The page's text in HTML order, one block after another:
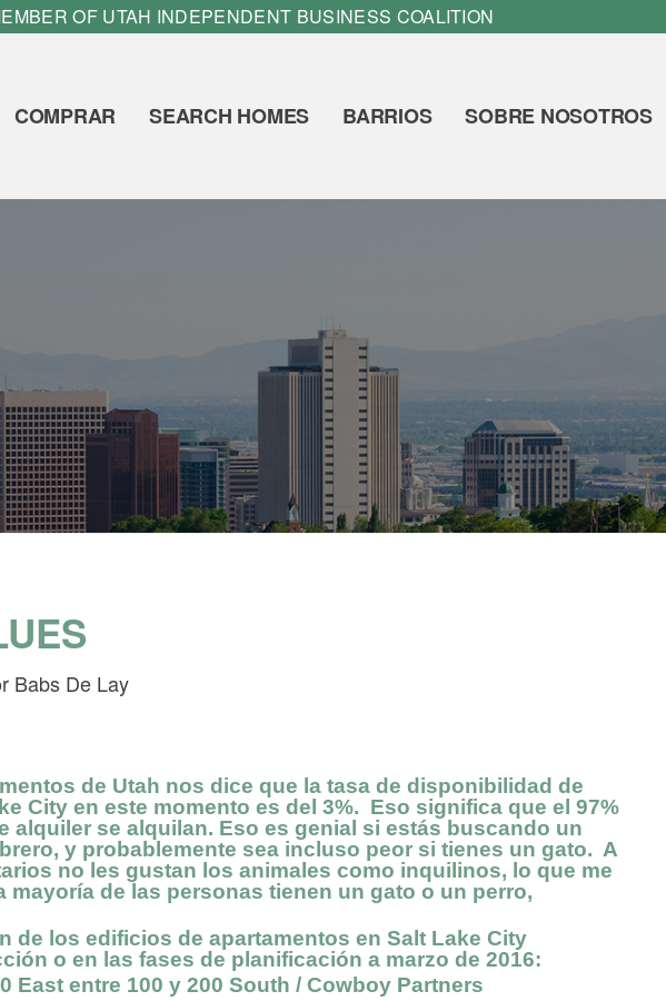
OF UTAH INDEPENDENT BUSINESS COALITION
COMPRAR SEARCH HOMES BARRIOS SOBRE NOSOTROS
Local, Live
Babs De Lay
de Utah nos dice que la tasa de disponibilidad de
City en este momento es del 3%. Eso significa que el 97%
alquiler se alquilan. Eso es genial si estás buscando un
y probablemente sea incluso peor si tienes un gato. A
no les gustan los animales como inquilinos, lo que me
mayoría de las personas tienen un gato o un perro,
los edificios de apartamentos en Salt Lake City
o en las fases de planificación a marzo de 2016:
entre 100 y 200 South / Cowboy Partners